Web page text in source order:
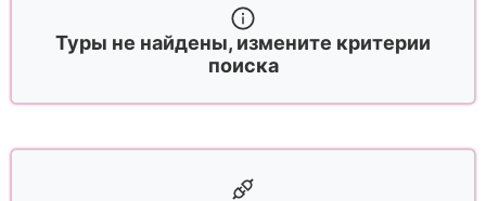
Туры не найдены, измените критерии
поиска